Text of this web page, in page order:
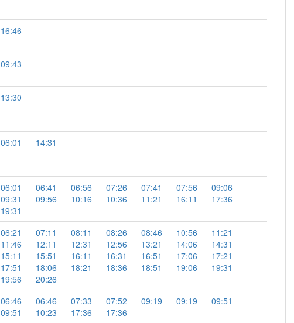
16:46
09:43
13:30
06:01 14:31
06:01 06:41 06:56 07:26 07:41 07:56
09:06
09:31
09:56 10:16 10:36 11:21 16:11
17:36
19:31
06:21 07:11 08:11 08:26 08:46 10:56
11:21
11:46
12:11 12:31 12:56 13:21 14:06
14:31
15:11
15:51 16:11 16:31 16:51 17:06
17:21
17:51
18:06 18:21 18:36 18:51 19:06
19:31
19:56
20:26
06:46 06:46 07:33 07:52 09:19 09:19
09:51
09:51
10:23 17:36
17:36